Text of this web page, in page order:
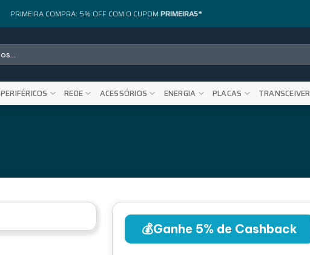
PRIMEIRA COMPRA: 5% OFF COM O CUPOM PRIMEIRA5*
PERIFÉRICOS REDE ACESSÓRIOS ENERGIA PLACAS TRANSCEIVER
💰Ganhe 5% de Cashback